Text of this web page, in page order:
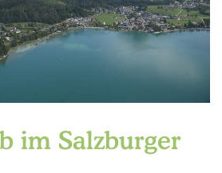
im Salzburger